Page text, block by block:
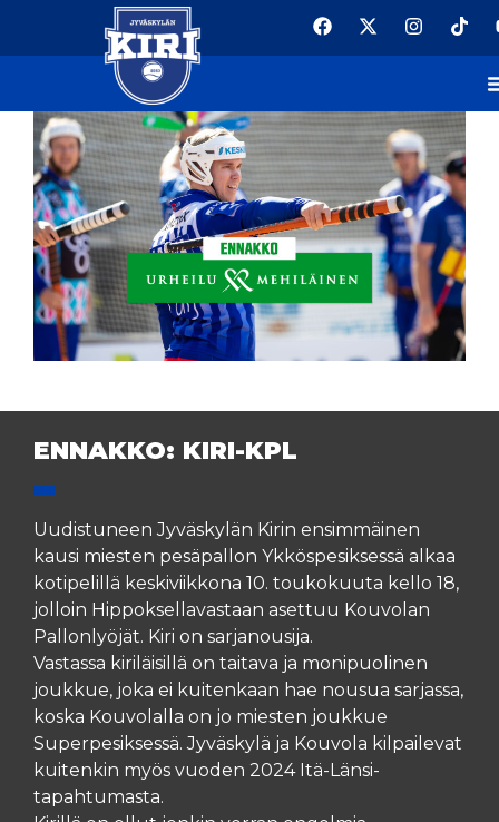
ENNAKKO: KIRI-KPL
Uudistuneen Jyväskylän Kirin ensimmäinen
kausi miesten pesäpallon Ykköspesiksessä alkaa
kotipelillä keskiviikkona 10. toukokuuta kello 18,
jolloin Hippoksellavastaan asettuu Kouvolan
Pallonlyöjät. Kiri on sarjanousija.
Vastassa kiriläisillä on taitava ja monipuolinen
joukkue, joka ei kuitenkaan hae nousua sarjassa,
koska Kouvolalla on jo miesten joukkue
Superpesiksessä. Jyväskylä ja Kouvola kilpailevat
kuitenkin myös vuoden 2024 Itä-Länsi-
tapahtumasta.